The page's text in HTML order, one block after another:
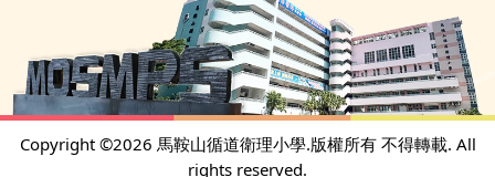
Copyright ©2026 馬鞍山循道衛理小學.版權所有 不得轉載. All
rights reserved.